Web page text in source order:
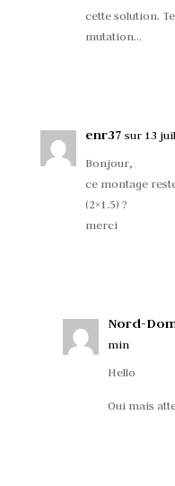
cette solution.
mutation…
enr37 sur 13
Bonjour,
ce montage
(2×1.5) ?
merci
Nord-
min
Hello
Oui mais